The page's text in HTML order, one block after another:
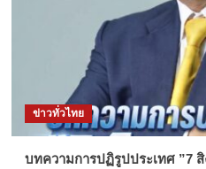
ข่าวทั่วไทย
บทความการปฏิรูปประเทศ ”7